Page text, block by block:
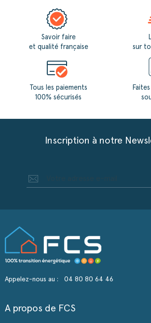
Savoir faire
et qualité française
Tous les paiements
100% sécurisés
sur
Inscription à notre
Appelez-nous au : 04 80 80 64 46
A propos de FCS